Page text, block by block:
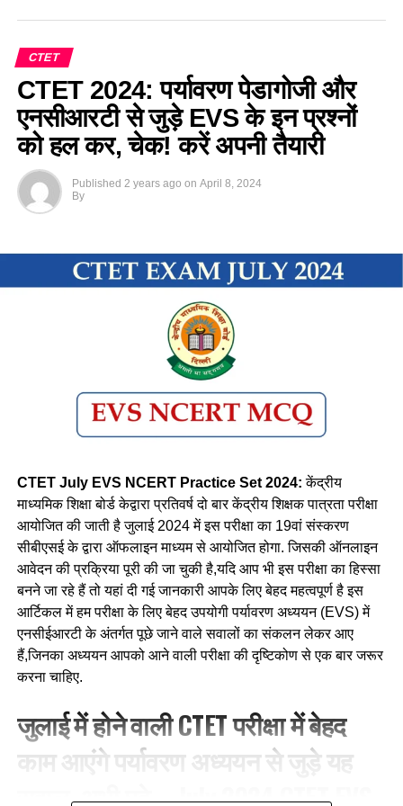
CTET
CTET 2024: पर्यावरण पेडागोजी और
एनसीआरटी से जुड़े EVS के इन प्रश्नों
को हल कर, चेक! करें अपनी तैयारी
Published 2 years ago on April 8, 2024
By
CTET July EVS NCERT Practice Set 2024: केंद्रीय
माध्यमिक शिक्षा बोर्ड केद्वारा प्रतिवर्ष दो बार केंद्रीय शिक्षक पात्रता परीक्षा
आयोजित की जाती है जुलाई 2024 में इस परीक्षा का 19वां संस्करण
सीबीएसई के द्वारा ऑफलाइन माध्यम से आयोजित होगा. जिसकी ऑनलाइन
आवेदन की प्रक्रिया पूरी की जा चुकी है,यदि आप भी इस परीक्षा का हिस्सा
बनने जा रहे हैं तो यहां दी गई जानकारी आपके लिए बेहद महत्वपूर्ण है इस
आर्टिकल में हम परीक्षा के लिए बेहद उपयोगी पर्यावरण अध्ययन (EVS) में
एनसीईआरटी के अंतर्गत पूछे जाने वाले सवालों का संकलन लेकर आए
हैं,जिनका अध्ययन आपको आने वाली परीक्षा की दृष्टिकोण से एक बार जरूर
करना चाहिए.
जुलाई में होने वाली CTET परीक्षा में बेहद
काम आएंगे पर्यावरण अध्ययन से जुड़े यह
सवाल, अभी पढ़े—July 2024 CTET EVS